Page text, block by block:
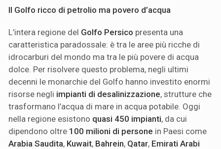
Il Golfo ricco di petrolio ma povero d’acqua
L’intera regione del Golfo Persico presenta una
caratteristica paradossale: è tra le aree più ricche di
idrocarburi del mondo ma tra le più povere di acqua
dolce. Per risolvere questo problema, negli ultimi
decenni le monarchie del Golfo hanno investito enormi
risorse negli impianti di desalinizzazione, strutture che
trasformano l’acqua di mare in acqua potabile. Oggi
nella regione esistono quasi 450 impianti, da cui
dipendono oltre 100 milioni di persone in Paesi come
Arabia Saudita, Kuwait, Bahrein, Qatar, Emirati Arabi